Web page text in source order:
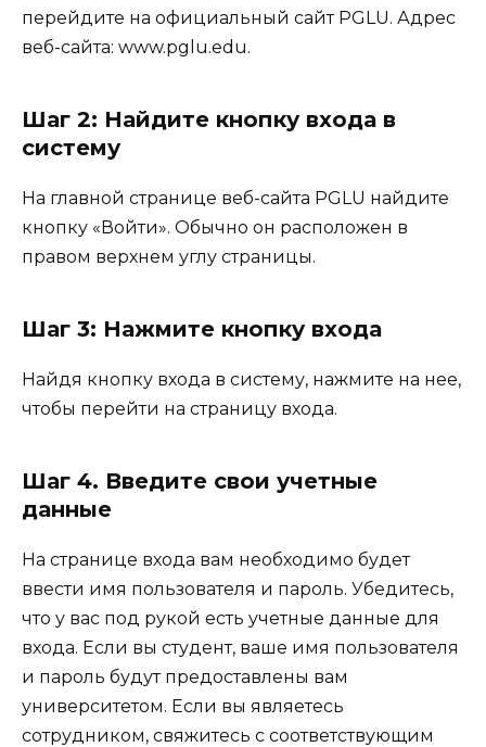
перейдите на официальный сайт PGLU. Адрес
веб-сайта: www.pglu.edu.
Шаг 2: Найдите кнопку входа в
систему
На главной странице веб-сайта PGLU найдите
кнопку «Войти». Обычно он расположен в
правом верхнем углу страницы.
Шаг 3: Нажмите кнопку входа
Найдя кнопку входа в систему, нажмите на нее,
чтобы перейти на страницу входа.
Шаг 4. Введите свои учетные
данные
На странице входа вам необходимо будет
ввести имя пользователя и пароль. Убедитесь,
что у вас под рукой есть учетные данные для
входа. Если вы студент, ваше имя пользователя
и пароль будут предоставлены вам
университетом. Если вы являетесь
сотрудником, свяжитесь с соответствующим